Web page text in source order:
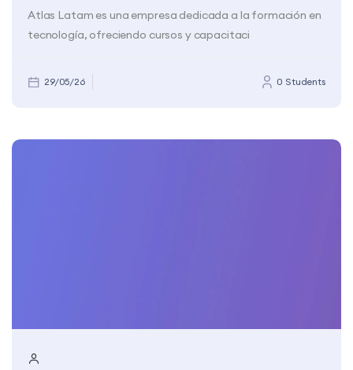
Atlas Latam es una empresa dedicada a la formación en
tecnología, ofreciendo cursos y capacitaci
29/05/26 0 Students